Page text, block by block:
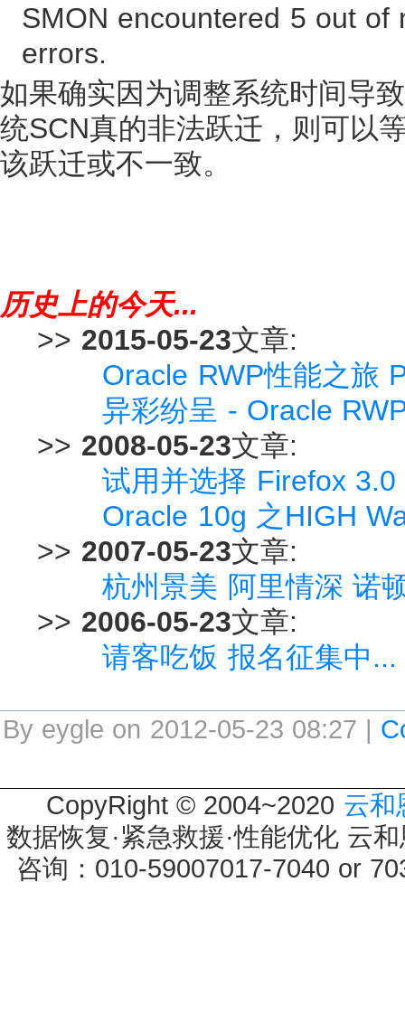
SMON encountered 5 out
errors.
如果确实因为调整系统时间导
统SCN真的非法跃迁，则可以
该跃迁或不一致。
历史上的今天...
>> 2015-05-23文章:
Oracle RWP性能之旅
异彩纷呈 - Oracle
>> 2008-05-23文章:
试用并选择 Firefox 3.0
Oracle 10g 之HIGH
>> 2007-05-23文章:
杭州景美 阿里情深 诺
>> 2006-05-23文章:
请客吃饭 报名征集中...
By eygle on 2012-05-23 08:27 |
CopyRight © 2004~2020 云和
数据恢复·紧急救援·性能优化 云
咨询：010-59007017-7040 or